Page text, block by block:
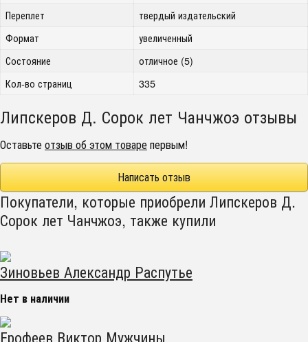
Переплет
твердый издательский
Формат
увеличенный
Состояние
отличное (5)
Кол-во страниц
335
Липскеров Д. Сорок лет Чанчжоэ отзывы
Оставьтеотзыв об этом товарепервым!
Написать отзыв
Покупатели, которые приобрели Липскеров Д.
Сорок лет Чанчжоэ, также купили
Зиновьев Александр Распутье
Нет в наличии
Ерофеев Виктор Мужчины